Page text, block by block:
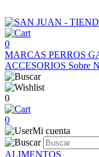
0
MARCAS PERROS
ACCESORIOS Sobre
0
0
Mi cuenta
ALIMENTOS